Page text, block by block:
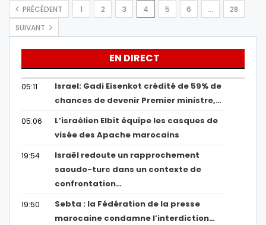
PRÉCÉDENT 1 2 3 4 5 6 …
28
SUIVANT
EN DIRECT
05:11
Israel: Gadi Eisenkot crédité de 59% de
chances de devenir Premier ministre,…
05:06
L’israélien Elbit équipe les casques de
visée des Apache marocains
19:54
Israël redoute un rapprochement
saoudo-turc dans un contexte de
confrontation…
19:50
Sebta : la Fédération de la presse
marocaine condamne l’interdiction…